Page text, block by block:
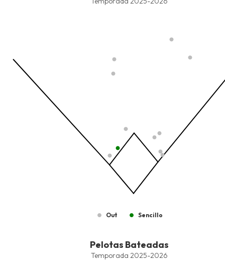
The chart has 1 X axis displaying values. Data ranges from -
Out Sencillo
Combination chart with 6 data series.
Pelotas Bateadas
Temporada 2025-2026